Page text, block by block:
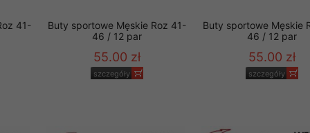
41-
Buty sportowe Męskie Roz 41-
46 / 12 par
55.00 zł
szczegóły
Buty sportowe Męskie
46 / 12 par
55.00 zł
szczegóły
internetowej
tych plików
na komputerze